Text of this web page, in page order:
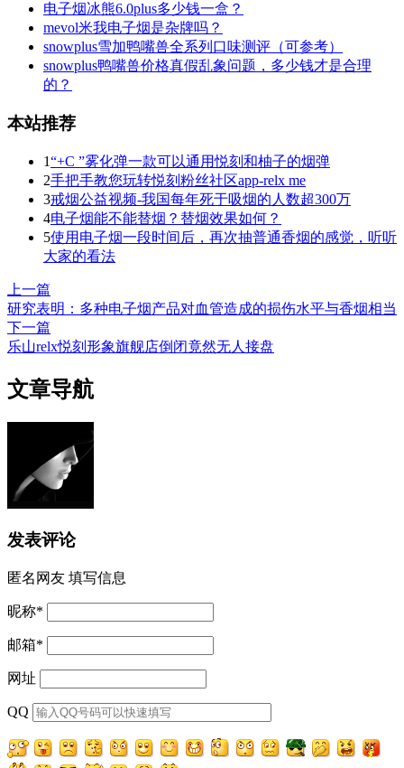
电子烟冰熊6.0plus多少钱一盒？
mevol米我电子烟是杂牌吗？
snowplus雪加鸭嘴兽全系列口味测评（可参考）
snowplus鸭嘴兽价格真假乱象问题，多少钱才是合理
的？
本站推荐
1“+C ”雾化弹一款可以通用悦刻和柚子的烟弹
2手把手教您玩转悦刻粉丝社区app-relx me
3戒烟公益视频-我国每年死于吸烟的人数超300万
4电子烟能不能替烟？替烟效果如何？
5使用电子烟一段时间后，再次抽普通香烟的感觉，听听
大家的看法
上一篇
研究表明：多种电子烟产品对血管造成的损伤水平与香烟相当
下一篇
乐山relx悦刻形象旗舰店倒闭竟然无人接盘
文章导航
发表评论
匿名网友 填写信息
昵称*
邮箱*
网址
QQ